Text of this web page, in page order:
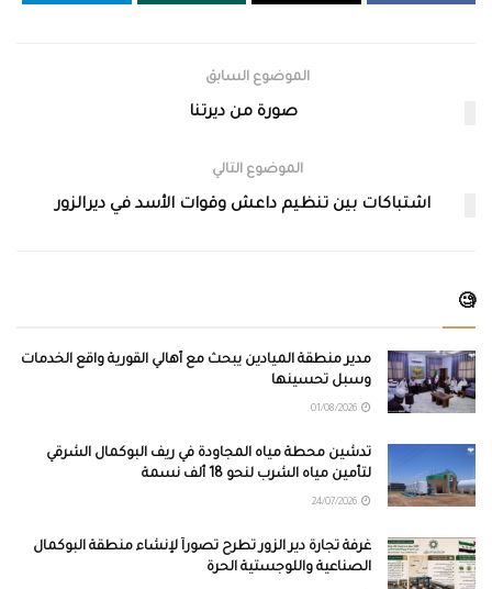
الموضوع السابق
صورة من ديرتنا
الموضوع التالي
اشتباكات بين تنظيم داعش وقوات الأسد في ديرالزور
🧐
مدير منطقة الميادين يبحث مع أهالي القورية واقع الخدمات
وسبل تحسينها
تدشين محطة مياه المجاودة في ريف البوكمال الشرقي
لتأمين مياه الشرب لنحو 18 ألف نسمة
غرفة تجارة دير الزور تطرح تصوراً لإنشاء منطقة البوكمال
الصناعية واللوجستية الحرة